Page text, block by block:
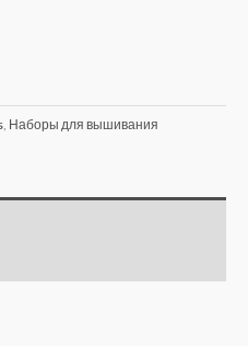
, Наборы для вышивания